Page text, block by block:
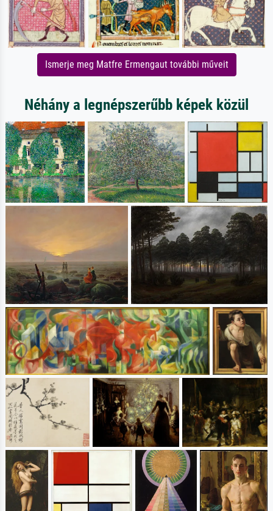
Ismerje meg Matfre Ermengaut további műveit
Néhány a legnépszerűbb képek közül